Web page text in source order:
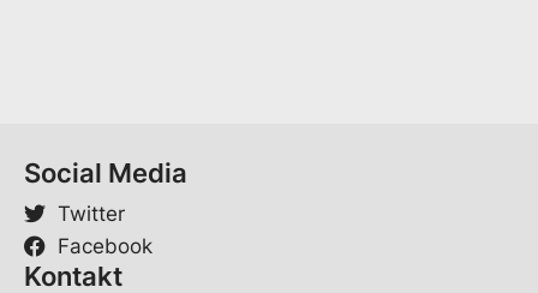
Social Media
Twitter
Facebook
Kontakt